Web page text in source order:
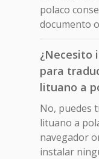
polaco
documento
¿Necesito
para
lituano a
No, puedes
lituano a
navegador
instalar